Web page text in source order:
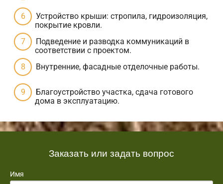
Устройство крыши: стропила, гидроизоляция,
покрытие кровли.
Подведение и разводка коммуникаций в
соответствии с проектом.
Внутренние, фасадные отделочные работы.
Благоустройство участка, сдача готового
дома в эксплуатацию.
Заказать или задать вопрос
Имя